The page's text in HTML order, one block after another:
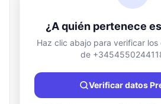
Información de ubicación
País
Ciudad
¿A quién pertenece
Haz clic abajo para verificar
de
Verificar datos